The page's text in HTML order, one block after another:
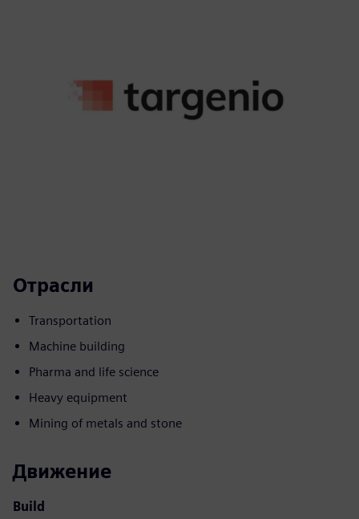
Отрасли
Transportation
Machine building
Pharma and life science
Heavy equipment
Mining of metals and stone
Движение
Build